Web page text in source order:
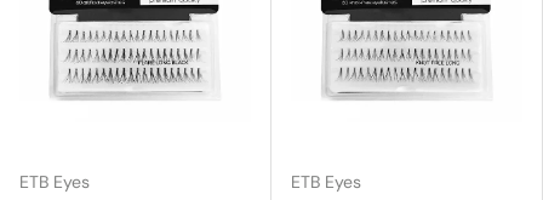
ETB Eyes ETB Eyes